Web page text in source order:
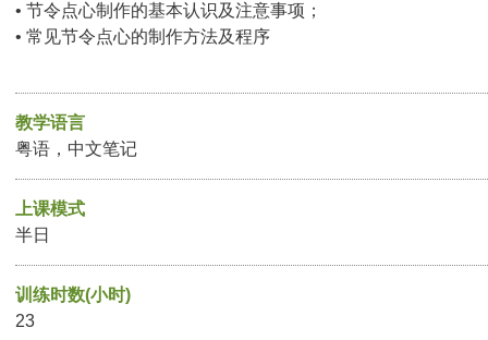
• 节令点心制作的基本认识及注意事项；
• 常见节令点心的制作方法及程序
教学语言
粤语，中文笔记
上课模式
半日
训练时数(小时)
23